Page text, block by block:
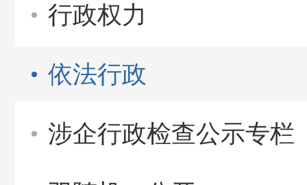
行政权力
依法行政
涉企行政检查公示专栏